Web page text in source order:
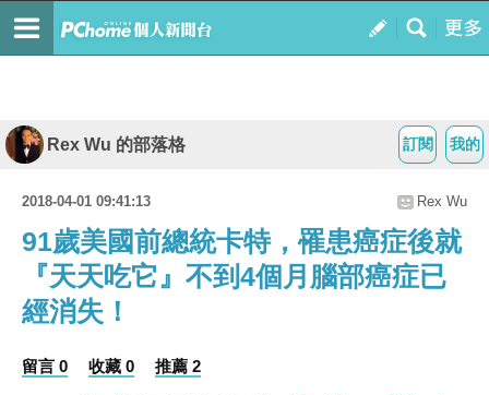
我的
訂閱
Rex Wu 的部落格
2018-04-01 09:41:13 Rex Wu
91歲美國前總統卡特，罹患癌症後就
『天天吃它』不到4個月腦部癌症已
經消失！
留言 0 收藏 0 推薦 2